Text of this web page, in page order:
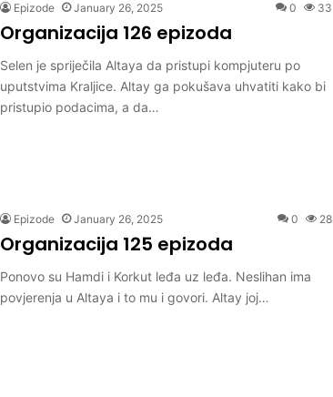
Epizode January 26, 2025 0 33
Organizacija 126 epizoda
Selen je spriječila Altaya da pristupi kompjuteru po
uputstvima Kraljice. Altay ga pokušava uhvatiti kako bi
pristupio podacima, a da…
Epizode January 26, 2025 0 28
Organizacija 125 epizoda
Ponovo su Hamdi i Korkut leđa uz leđa. Neslihan ima
povjerenja u Altaya i to mu i govori. Altay joj…